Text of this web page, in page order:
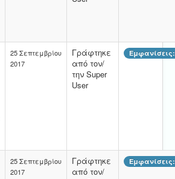
25 Σεπτεμβρίου
2017
Γράφτηκε
από τον/
την Super
User
Εμφανίσεις:
25 Σεπτεμβρίου
2017
Γράφτηκε
από τον/
Εμφανίσεις: